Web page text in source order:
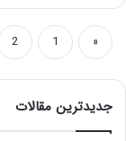
«
1
2
جدیدترین مقالات